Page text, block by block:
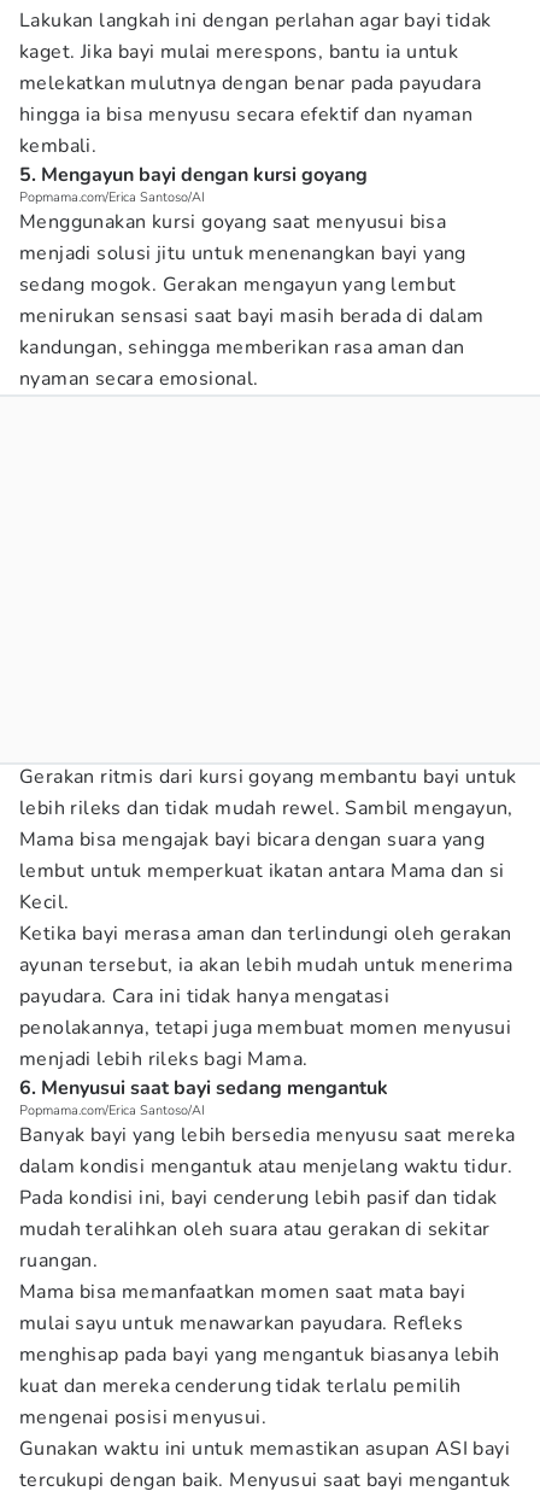
Lakukan langkah ini dengan perlahan agar bayi tidak
kaget. Jika bayi mulai merespons, bantu ia untuk
melekatkan mulutnya dengan benar pada payudara
hingga ia bisa menyusu secara efektif dan nyaman
kembali.
5. Mengayun bayi dengan kursi goyang
Popmama.com/Erica Santoso/AI
Menggunakan kursi goyang saat menyusui bisa
menjadi solusi jitu untuk menenangkan bayi yang
sedang mogok. Gerakan mengayun yang lembut
menirukan sensasi saat bayi masih berada di dalam
kandungan, sehingga memberikan rasa aman dan
nyaman secara emosional.
Gerakan ritmis dari kursi goyang membantu bayi untuk
lebih rileks dan tidak mudah rewel. Sambil mengayun,
Mama bisa mengajak bayi bicara dengan suara yang
lembut untuk memperkuat ikatan antara Mama dan si
Kecil.
Ketika bayi merasa aman dan terlindungi oleh gerakan
ayunan tersebut, ia akan lebih mudah untuk menerima
payudara. Cara ini tidak hanya mengatasi
penolakannya, tetapi juga membuat momen menyusui
menjadi lebih rileks bagi Mama.
6. Menyusui saat bayi sedang mengantuk
Popmama.com/Erica Santoso/AI
Banyak bayi yang lebih bersedia menyusu saat mereka
dalam kondisi mengantuk atau menjelang waktu tidur.
Pada kondisi ini, bayi cenderung lebih pasif dan tidak
mudah teralihkan oleh suara atau gerakan di sekitar
ruangan.
Mama bisa memanfaatkan momen saat mata bayi
mulai sayu untuk menawarkan payudara. Refleks
menghisap pada bayi yang mengantuk biasanya lebih
kuat dan mereka cenderung tidak terlalu pemilih
mengenai posisi menyusui.
Gunakan waktu ini untuk memastikan asupan ASI bayi
tercukupi dengan baik. Menyusui saat bayi mengantuk